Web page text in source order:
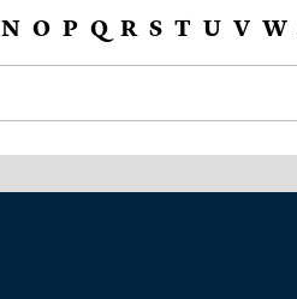
N O P Q R S T U V W